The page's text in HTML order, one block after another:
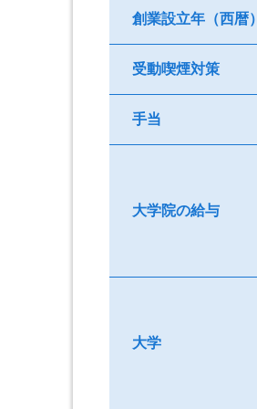
創業設立年（西暦）
受動喫煙対策
手当
大学院の給与
大学